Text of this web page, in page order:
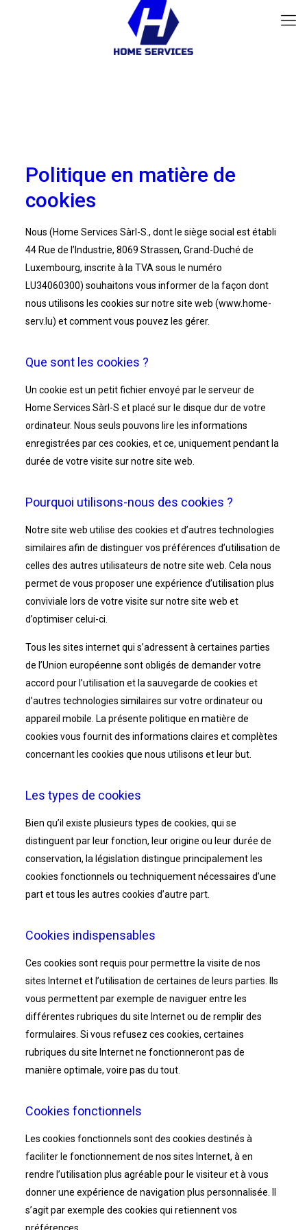
Politique en matière de
cookies
Nous (Home Services Sàrl-S., dont le siège social est établi
44 Rue de l’Industrie, 8069 Strassen, Grand-Duché de
Luxembourg, inscrite à la TVA sous le numéro
LU34060300) souhaitons vous informer de la façon dont
nous utilisons les cookies sur notre site web (www.home-
serv.lu) et comment vous pouvez les gérer.
Que sont les cookies ?
Un cookie est un petit fichier envoyé par le serveur de
Home Services Sàrl-S et placé sur le disque dur de votre
ordinateur. Nous seuls pouvons lire les informations
enregistrées par ces cookies, et ce, uniquement pendant la
durée de votre visite sur notre site web.
Pourquoi utilisons-nous des cookies ?
Notre site web utilise des cookies et d’autres technologies
similaires afin de distinguer vos préférences d’utilisation de
celles des autres utilisateurs de notre site web. Cela nous
permet de vous proposer une expérience d’utilisation plus
conviviale lors de votre visite sur notre site web et
d’optimiser celui-ci.
Tous les sites internet qui s’adressent à certaines parties
de l’Union européenne sont obligés de demander votre
accord pour l’utilisation et la sauvegarde de cookies et
d’autres technologies similaires sur votre ordinateur ou
appareil mobile. La présente politique en matière de
cookies vous fournit des informations claires et complètes
concernant les cookies que nous utilisons et leur but.
Les types de cookies
Bien qu’il existe plusieurs types de cookies, qui se
distinguent par leur fonction, leur origine ou leur durée de
conservation, la législation distingue principalement les
cookies fonctionnels ou techniquement nécessaires d’une
part et tous les autres cookies d’autre part.
Cookies indispensables
Ces cookies sont requis pour permettre la visite de nos
sites Internet et l’utilisation de certaines de leurs parties. Ils
vous permettent par exemple de naviguer entre les
différentes rubriques du site Internet ou de remplir des
formulaires. Si vous refusez ces cookies, certaines
rubriques du site Internet ne fonctionneront pas de
manière optimale, voire pas du tout.
Cookies fonctionnels
Les cookies fonctionnels sont des cookies destinés à
faciliter le fonctionnement de nos sites Internet, à en
rendre l’utilisation plus agréable pour le visiteur et à vous
donner une expérience de navigation plus personnalisée. Il
s’agit par exemple des cookies qui retiennent vos